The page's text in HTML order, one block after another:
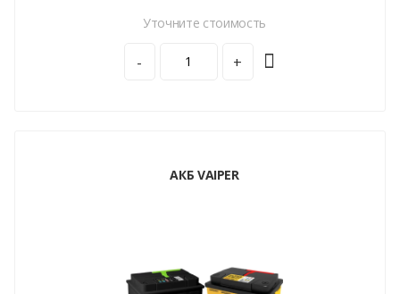
Уточните стоимость
- +
АКБ VAIPER